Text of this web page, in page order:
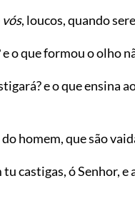
vós, loucos, quando
o que formou o olho
e o que ensina
homem, que são
castigas, ó Senhor, e